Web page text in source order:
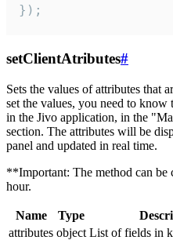
});
setClientAtributes#
Sets the values ​​of attributes that
set the values, you need to know
in the Jivo application, in the
section. The attributes will be
panel and updated in real time.
**Important: The method can be
hour.
Name Type
attributes object List of fields in